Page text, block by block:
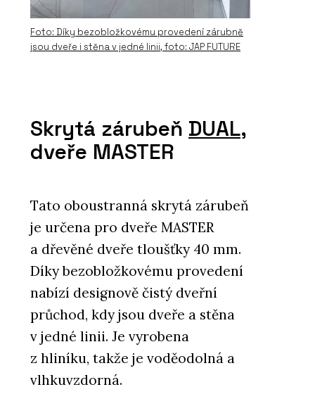
Foto: Díky bezobložkovému provedení zárubně
jsou dveře i stěna v jedné linii, foto: JAP FUTURE
Skrytá zárubeň DUAL,
dveře MASTER
Tato oboustranná skrytá zárubeň
je určena pro dveře MASTER
a dřevěné dveře tloušťky 40 mm.
Díky bezobložkovému provedení
nabízí designově čistý dveřní
průchod, kdy jsou dveře a stěna
v jedné linii. Je vyrobena
z hliníku, takže je voděodolná a
vlhkuvzdorná.